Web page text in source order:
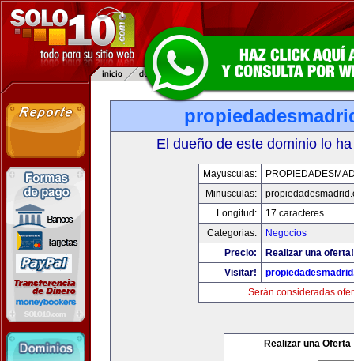
El dueño de este dominio lo
Mayusculas:
Minusculas:
Longitud:
17 caracteres
Categorias:
Negocios
Precio:
Realizar una oferta!
Visitar!
Serán consideradas
Realizar una Oferta